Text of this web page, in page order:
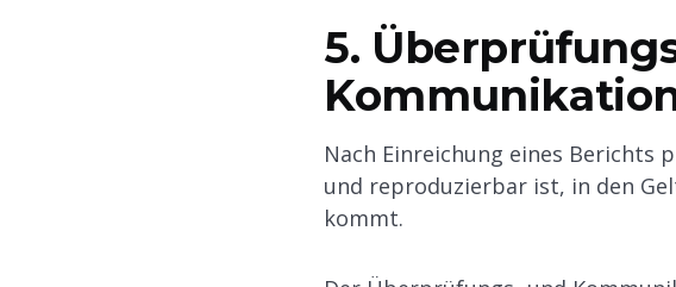
5.
Nach Einreichung eines
und reproduzierbar ist, in den
kommt.